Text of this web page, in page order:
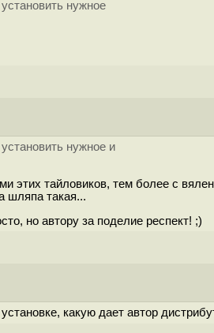
нужное
нужное и
этих тайловиков, тем более с
шляпа такая...
но автору за поделие респект! ;)
какую дает автор